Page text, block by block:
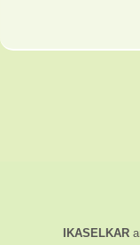
IKASELKAR